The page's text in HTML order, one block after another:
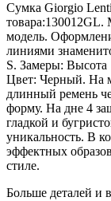
Сумка Giorgio
модель.
линиями
S. Замеры:
Цвет: Черный. На
длинный ремень
форму. На дне 4
гладкой и
уникальность. В
эффектных
стиле.
Больше деталей и